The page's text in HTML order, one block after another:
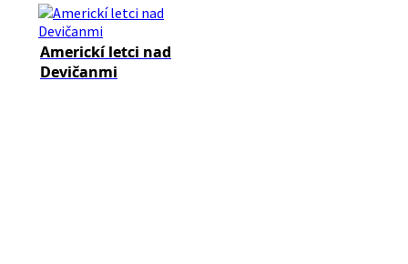
Americkí letci nad
Devičanmi